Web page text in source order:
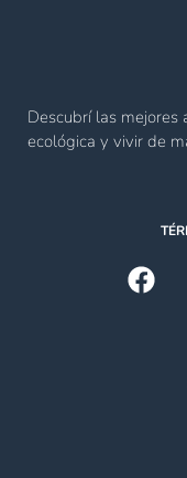
Descubrí las
ecológica y vivir de